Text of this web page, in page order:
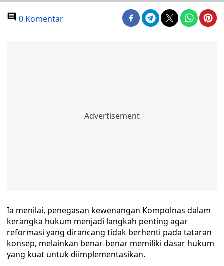
0 Komentar
Ia menilai, penegasan kewenangan Kompolnas dalam
kerangka hukum menjadi langkah penting agar
reformasi yang dirancang tidak berhenti pada tataran
konsep, melainkan benar-benar memiliki dasar hukum
yang kuat untuk diimplementasikan.